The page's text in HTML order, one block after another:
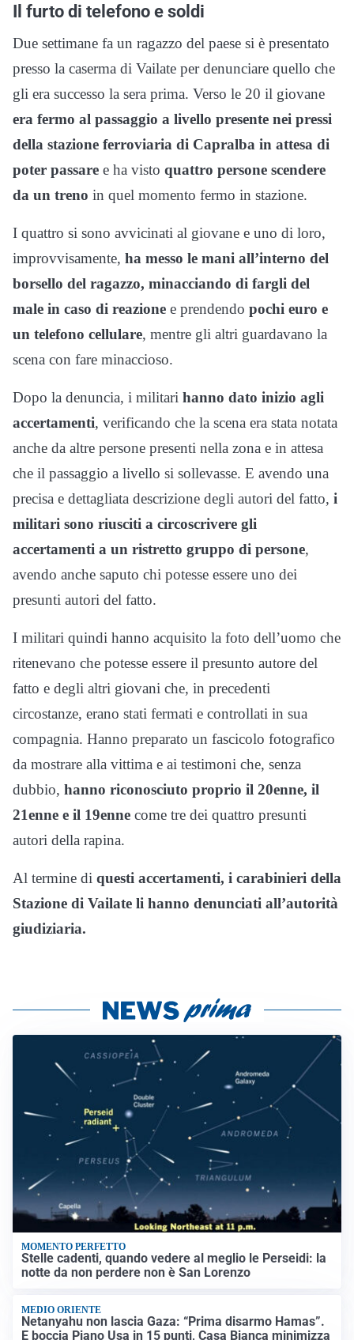
Il furto di telefono e soldi
Due settimane fa un ragazzo del paese si è presentato
presso la caserma di Vailate per denunciare quello che
gli era successo la sera prima. Verso le 20 il giovane
era fermo al passaggio a livello presente nei pressi
della stazione ferroviaria di Capralba in attesa di
poter passare e ha visto quattro persone scendere
da un treno in quel momento fermo in stazione.
I quattro si sono avvicinati al giovane e uno di loro,
improvvisamente, ha messo le mani all’interno del
borsello del ragazzo, minacciando di fargli del
male in caso di reazione e prendendo pochi euro e
un telefono cellulare, mentre gli altri guardavano la
scena con fare minaccioso.
Dopo la denuncia, i militari hanno dato inizio agli
accertamenti, verificando che la scena era stata notata
anche da altre persone presenti nella zona e in attesa
che il passaggio a livello si sollevasse. E avendo una
precisa e dettagliata descrizione degli autori del fatto, i
militari sono riusciti a circoscrivere gli
accertamenti a un ristretto gruppo di persone,
avendo anche saputo chi potesse essere uno dei
presunti autori del fatto.
I militari quindi hanno acquisito la foto dell’uomo che
ritenevano che potesse essere il presunto autore del
fatto e degli altri giovani che, in precedenti
circostanze, erano stati fermati e controllati in sua
compagnia. Hanno preparato un fascicolo fotografico
da mostrare alla vittima e ai testimoni che, senza
dubbio, hanno riconosciuto proprio il 20enne, il
21enne e il 19enne come tre dei quattro presunti
autori della rapina.
Al termine di questi accertamenti, i carabinieri della
Stazione di Vailate li hanno denunciati all’autorità
giudiziaria.
MOMENTO PERFETTO
Stelle cadenti, quando vedere al meglio le Perseidi: la
notte da non perdere non è San Lorenzo
MEDIO ORIENTE
Netanyahu non lascia Gaza: “Prima disarmo Hamas”.
E boccia Piano Usa in 15 punti, Casa Bianca minimizza